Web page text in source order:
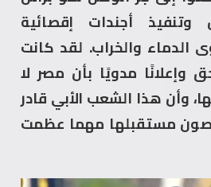
وتنفيذ أجندات إقصائية
والخراب. لقد كانت
مدويًا بأن مصر لا
وأن هذا الشعب الأبي قادر
مستقبلها مهما عظمت